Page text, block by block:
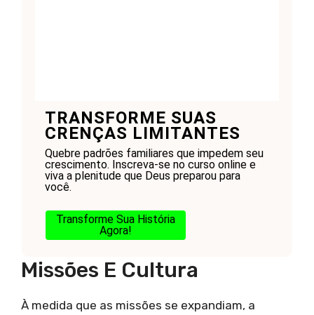
TRANSFORME SUAS
CRENÇAS LIMITANTES
Quebre padrões familiares que impedem seu
crescimento. Inscreva-se no curso online e
viva a plenitude que Deus preparou para
você.
Transforme Sua História
Agora!
Missões E Cultura
À medida que as missões se expandiam, a